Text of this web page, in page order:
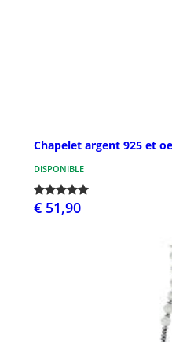
Chapelet argent 925 et
DISPONIBLE
€ 51,90